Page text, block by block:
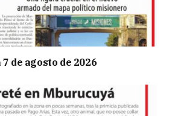
de agosto de 2026